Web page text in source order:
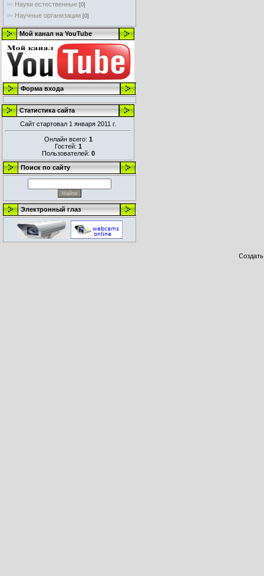
Науки естественные [0]
Научные организации [0]
Мой канал на YouTube
Форма входа
Статистика сайта
Сайт стартовал 1 января 2011 г.
Онлайн всего: 1
Гостей: 1
Пользователей: 0
Поиск по сайту
Электронный глаз